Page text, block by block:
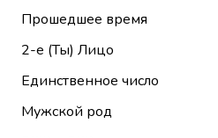
Прошедшее время
2-е (Ты) Лицо
Единственное число
Мужской род